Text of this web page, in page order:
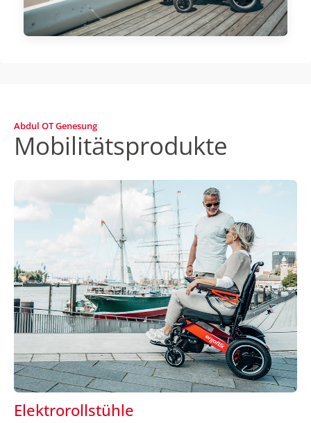
Abdul OT Genesung
Mobilitätsprodukte
Elektrorollstühle